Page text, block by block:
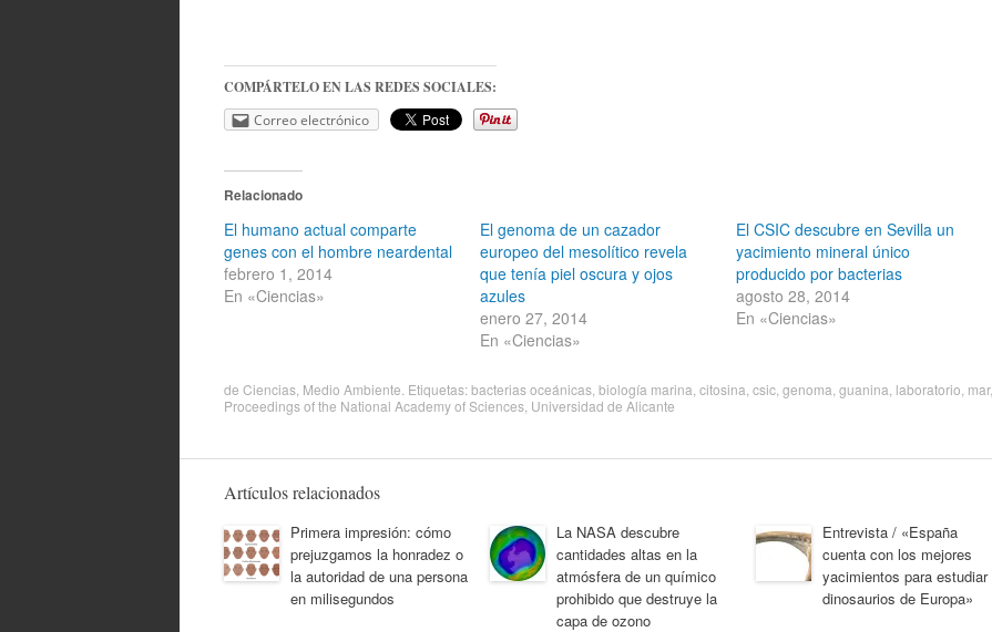
COMPÁRTELO EN LAS REDES SOCIALES:
Correo electrónico
Relacionado
El humano actual comparte
genes con el hombre neardental
febrero 1, 2014
En «Ciencias»
El genoma de un cazador
europeo del mesolítico revela
que tenía piel oscura y ojos
azules
enero 27, 2014
En «Ciencias»
El CSIC descubre en Sevilla un
yacimiento mineral único
producido por bacterias
agosto 28, 2014
En «Ciencias»
de Ciencias Medio Ambiente . Etiquetas:bacterias oceánicas biología marina citosina csic genoma guanina laboratorio mar,
Proceedings of the National Academy of Sciences Universidad de Alicante
Artículos relacionados
Primera impresión: cómo
prejuzgamos la honradez o
la autoridad de una persona
en milisegundos
La NASA descubre
cantidades altas en la
atmósfera de un químico
prohibido que destruye la
capa de ozono
Entrevista / «España
cuenta con los mejores
yacimientos para estudiar
dinosaurios de Europa»